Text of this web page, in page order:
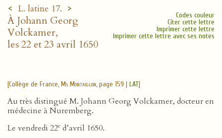
< L. latine 17. >
À Johann Georg
Volckamer,
les 22 et 23 avril 1650
Codes couleur
Citer cette lettre
Imprimer cette lettre
Imprimer cette lettre avec ses notes
[Collège de France,Ms Montaiglon, page 159 | LAT]
Au très distingué M. Johann Georg Volckamer, docteur en
médecine à Nuremberg.
Le vendredi 22e d’avril 1650.